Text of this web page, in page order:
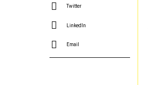
Twitter
LinkedIn
Email